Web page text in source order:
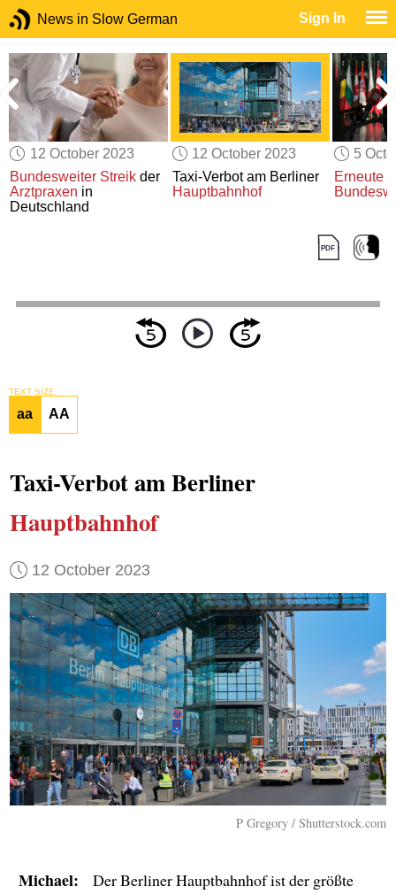
News in Slow German Sign In
12 October 2023
Bundesweiter Streik der
Arztpraxen in
Deutschland
12 October 2023
Taxi-Verbot am Berliner
Hauptbahnhof
5
Erneute
TEXT SIZE
aa AA
Taxi-Verbot am Berliner
Hauptbahnhof
12 October 2023
P Gregory / Shutterstock.com
Michael:
Der Berliner Hauptbahnhof ist der größte